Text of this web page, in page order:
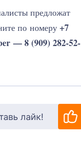
предложат
по номеру +7
— 8 (909) 282-52-
лайк!